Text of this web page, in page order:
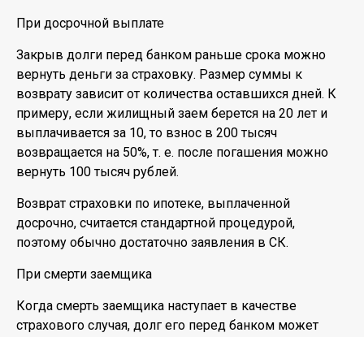
При досрочной выплате
Закрыв долги перед банком раньше срока можно
вернуть деньги за страховку. Размер суммы к
возврату зависит от количества оставшихся дней. К
примеру, если жилищный заем берется на 20 лет и
выплачивается за 10, то взнос в 200 тысяч
возвращается на 50%, т. е. после погашения можно
вернуть 100 тысяч рублей.
Возврат страховки по ипотеке, выплаченной
досрочно, считается стандартной процедурой,
поэтому обычно достаточно заявления в СК.
При смерти заемщика
Когда смерть заемщика наступает в качестве
страхового случая, долг его перед банком может